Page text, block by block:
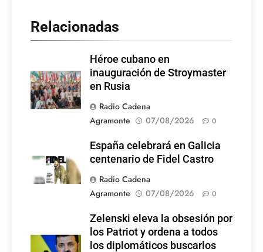
Relacionadas
Héroe cubano en
inauguración de Stroymaster
en Rusia
Radio Cadena
Agramonte
07/08/2026 0
España celebrará en Galicia
centenario de Fidel Castro
Radio Cadena
Agramonte
07/08/2026 0
Zelenski eleva la obsesión por
los Patriot y ordena a todos
los diplomáticos buscarlos